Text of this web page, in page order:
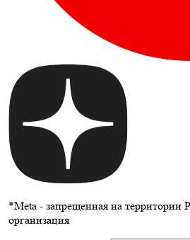
*Meta - запрещенная на территории
организация